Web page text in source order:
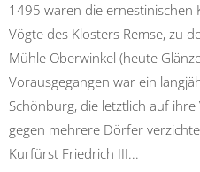
1495 waren die ernestinischen
Vögte des Klosters Remse, zu
Mühle Oberwinkel (heute
Vorausgegangen war ein
Schönburg, die letztlich auf
gegen mehrere Dörfer
Kurfürst Friedrich III...